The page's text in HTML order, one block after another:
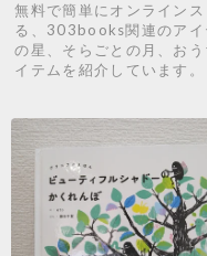
無料で簡単にオンライン
る、303books関連のアイ
の星、そらごとの月、お
イテムを紹介しています。